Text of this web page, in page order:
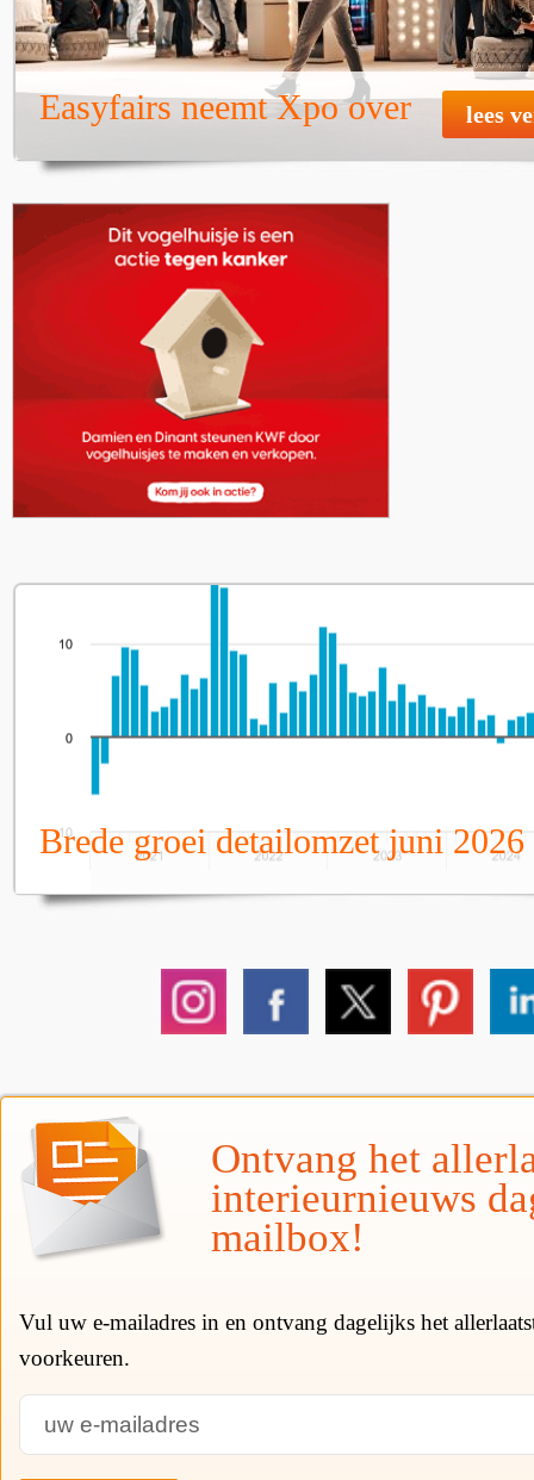
Easyfairs neemt Xpo over lees
Brede groei detailomzet juni 2026
Ontvang het
interieurnieuws
mailbox!
Vul uw e-mailadres in en ontvang dagelijks het
voorkeuren.